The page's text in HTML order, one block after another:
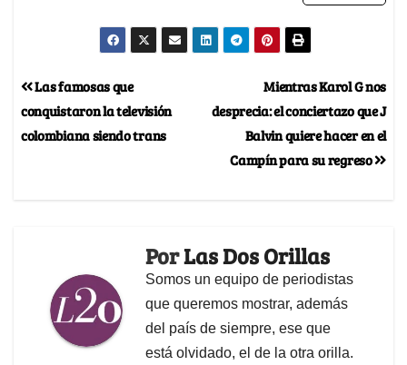
Mientras Karol G nos
desprecia: el conciertazo que J
Balvin quiere hacer en el
Campín para su regreso
Las famosas que
conquistaron la televisión
colombiana siendo trans
PorLas Dos Orillas
Somos un equipo de periodistas
que queremos mostrar, además
del país de siempre, ese que
está olvidado, el de la otra orilla.